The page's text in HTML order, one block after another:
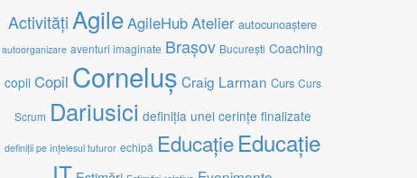
Activități AgileAgileHubAtelier autocunoaștere
autoorganizare aventuri imaginate Brașov București Coaching
copii Copil Corneluș Craig Larman Curs Curs
Scrum Dariusici definiția unei cerințe finalizate
definiții pe înțelesul tuturor echipă EducațieEducație